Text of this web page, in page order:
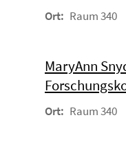
Ort: Raum 340
MaryAnn
Ort: Raum 340